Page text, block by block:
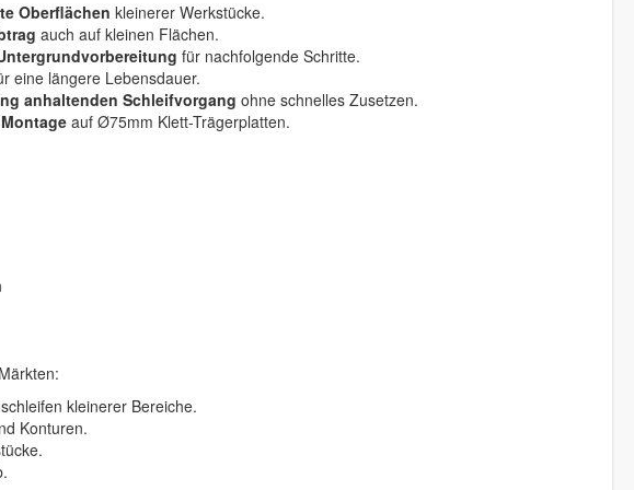
Oberflächen kleinerer Werkstücke.
auch auf kleinen Flächen.
für nachfolgende Schritte.
eine längere Lebensdauer.
anhaltenden Schleifvorgang ohne schnelles Zusetzen.
auf Ø75mm Klett-Trägerplatten.
kleinerer Bereiche.
Konturen.